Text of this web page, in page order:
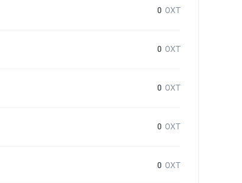
0 OXT
0 OXT
0 OXT
0 OXT
0 OXT